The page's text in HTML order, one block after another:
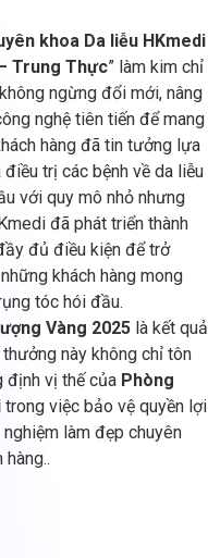
khoa Da liễu HKmedi
Trung Thực” làm kim chỉ
ngừng đổi mới, nâng
nghệ tiên tiến để mang
hàng đã tin tưởng lựa
trị các bệnh về da liễu
với quy mô nhỏ nhưng
đã phát triển thành
đủ điều kiện để trở
khách hàng mong
tóc hói đầu.
Vàng 2025 là kết quả
này không chỉ tôn
định vị thế của Phòng
trong việc bảo vệ quyền lợi
làm đẹp chuyên